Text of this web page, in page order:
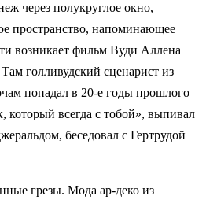
через полукруглое окно,
пространство, напоминающее
возникает фильм Вуди Аллена
голливудский сценарист из
попадал в 20-е годы прошлого
который всегда с тобой», выпивал
беседовал с Гертрудой
грезы. Мода ар-деко из